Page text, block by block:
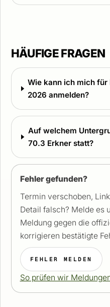
HÄUFIGE FRAGEN
Wie kann ich mich für
2026 anmelden?
Auf welchem
70.3 Erkner statt?
Fehler gefunden?
Termin verschoben,
Detail falsch? Melde es
Meldung gegen die
korrigieren bestätigte
FEHLER MELDEN
So prüfen wir